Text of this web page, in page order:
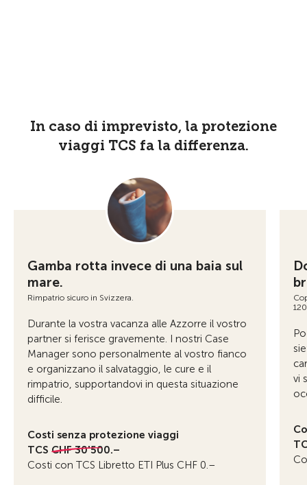
In caso di imprevisto, la protezione
viaggi TCS fa la differenza.
Gamba rotta invece di una baia sul
mare.
Rimpatrio sicuro in Svizzera.
Durante la vostra vacanza alle Azzorre il vostro
partner si ferisce gravemente. I nostri Case
Manager sono personalmente al vostro fianco
e organizzano il salvataggio, le cure e il
rimpatrio, supportandovi in questa situazione
difficile.
Costi senza protezione viaggi
TCS CHF 30'500.–
Costi con TCS Libretto ETI Plus CHF 0.–
vi